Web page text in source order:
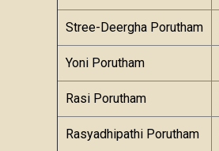
Stree-Deergha Porutham
Yoni Porutham
Rasi Porutham
Rasyadhipathi Porutham